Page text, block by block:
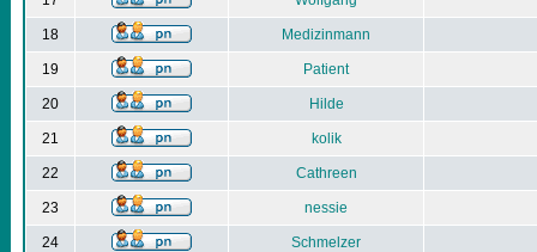
18 Medizinmann
19 Patient
20 Hilde
21 kolik
22 Cathreen
23 nessie
24 Schmelzer